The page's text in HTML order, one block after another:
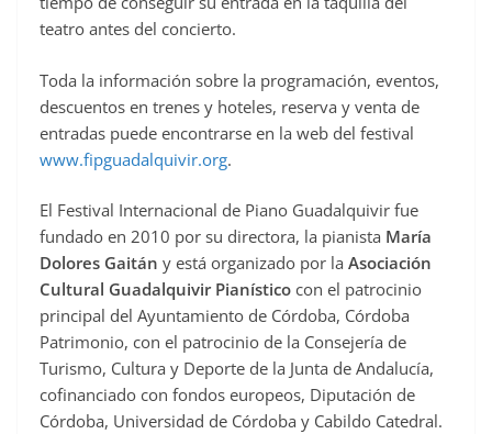
teatro antes del concierto.
Toda la información sobre la programación, eventos,
descuentos en trenes y hoteles, reserva y venta de
entradas puede encontrarse en la web del festival
www.fipguadalquivir.org.
El Festival Internacional de Piano Guadalquivir fue
fundado en 2010 por su directora, la pianista María
Dolores Gaitán y está organizado por la Asociación
Cultural Guadalquivir Pianístico con el patrocinio
principal del Ayuntamiento de Córdoba, Córdoba
Patrimonio, con el patrocinio de la Consejería de
Turismo, Cultura y Deporte de la Junta de Andalucía,
cofinanciado con fondos europeos, Diputación de
Córdoba, Universidad de Córdoba y Cabildo Catedral.